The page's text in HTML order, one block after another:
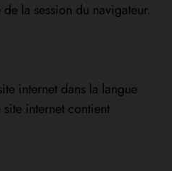
la session du navigateur.
internet dans la langue
internet contient